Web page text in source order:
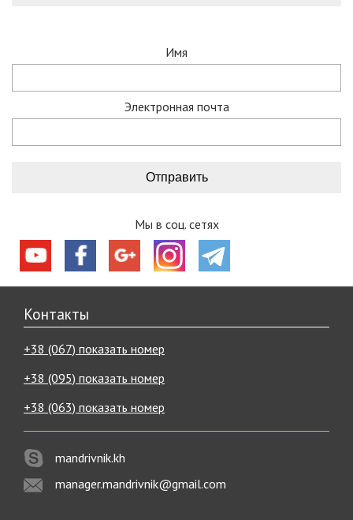
Имя
Электронная почта
Мы в соц. сетях
Контакты
+38 (067) показать номер
+38 (095) показать номер
+38 (063) показать номер
mandrivnik.kh
manager.mandrivnik@gmail.com